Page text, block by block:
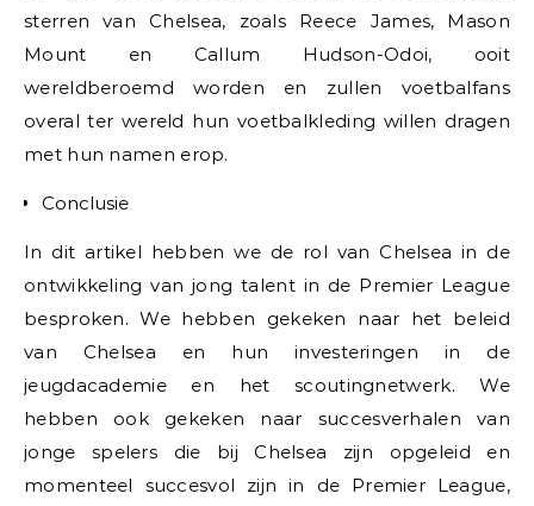
sterren van Chelsea, zoals Reece James, Mason
Mount en Callum Hudson-Odoi, ooit
wereldberoemd worden en zullen voetbalfans
overal ter wereld hun voetbalkleding willen dragen
met hun namen erop.
Conclusie
In dit artikel hebben we de rol van Chelsea in de
ontwikkeling van jong talent in de Premier League
besproken. We hebben gekeken naar het beleid
van Chelsea en hun investeringen in de
jeugdacademie en het scoutingnetwerk. We
hebben ook gekeken naar succesverhalen van
jonge spelers die bij Chelsea zijn opgeleid en
momenteel succesvol zijn in de Premier League,